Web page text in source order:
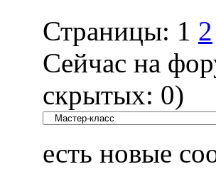
Страницы: 1 2
Сейчас на
скрытых: 0)
есть новые